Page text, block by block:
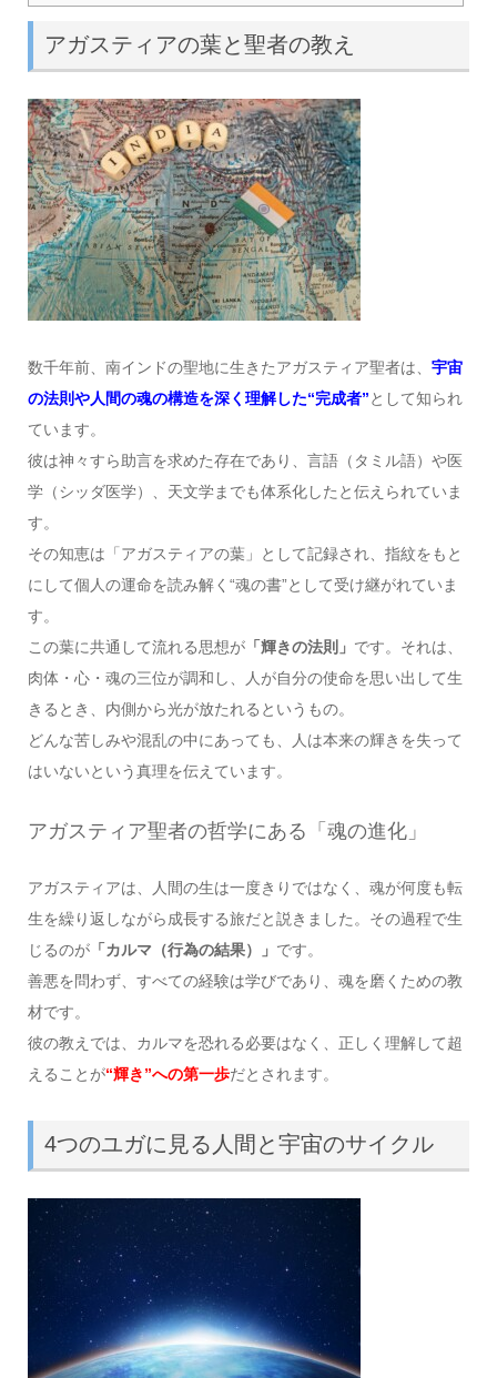
アガスティアの葉と聖者の教え
数千年前、南インドの聖地に生きたアガスティア聖者は、 宇宙
の法則や人間の魂の構造を深く理解した“完成者”として知られ
ています。
彼は神々すら助言を求めた存在であり、言語（タミル語）や医
学（シッダ医学）、天文学までも体系化したと伝えられていま
す。
その知恵は「アガスティアの葉」として記録され、指紋をもと
にして個人の運命を読み解く“魂の書”として受け継がれていま
す。
この葉に共通して流れる思想が「輝きの法則」 です。それは、
肉体・心・魂の三位が調和し、人が自分の使命を思い出して生
きるとき、内側から光が放たれるというもの。
どんな苦しみや混乱の中にあっても、人は本来の輝きを失って
はいないという真理を伝えています。
アガスティア聖者の哲学にある「魂の進化」
アガスティアは、人間の生は一度きりではなく、魂が何度も転
生を繰り返しながら成長する旅だと説きました。その過程で生
じるのが「カルマ（行為の結果）」 です。
善悪を問わず、すべての経験は学びであり、魂を磨くための教
材です。
彼の教えでは、カルマを恐れる必要はなく、正しく理解して超
えることが“輝き”への第一歩だとされます。
4つのユガに見る人間と宇宙のサイクル